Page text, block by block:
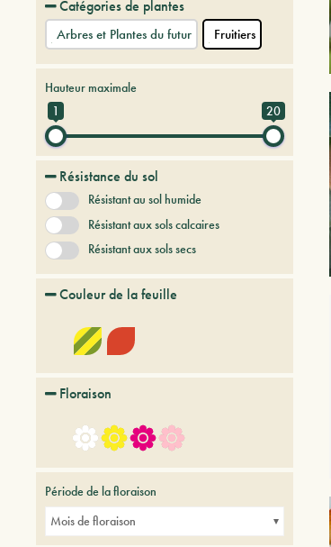
Catégories de plantes
Arbres et Plantes du futur Fruitiers
Hauteur maximale
1
20
Résistance du sol
Résistant au sol humide
Résistant aux sols calcaires
Résistant aux sols secs
Couleur de la feuille
Floraison
Période de la floraison
Mois de floraison